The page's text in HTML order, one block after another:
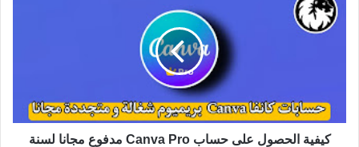
كيفية الحصول على حساب Canva Pro مدفوع مجانا لسنة